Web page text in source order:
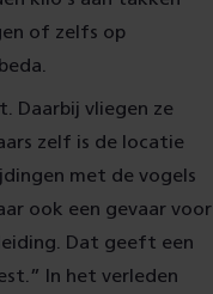
of zelfs op
Daarbij vliegen ze
zelf is de locatie
met de vogels
ook een gevaar voor
Dat geeft een
In het verleden